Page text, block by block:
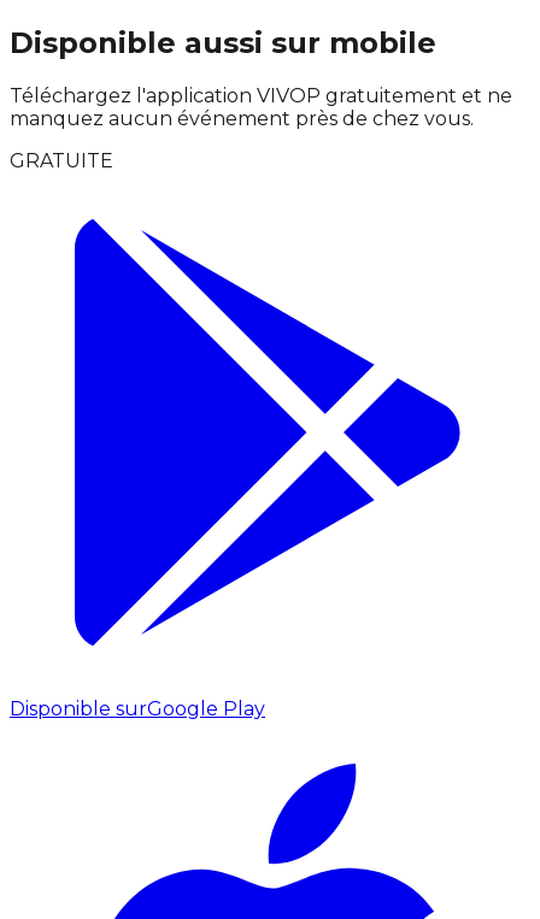
Disponible aussi sur mobile
Téléchargez l'application VIVOP gratuitement et ne
manquez aucun événement près de chez vous.
GRATUITE
Disponible surGoogle Play